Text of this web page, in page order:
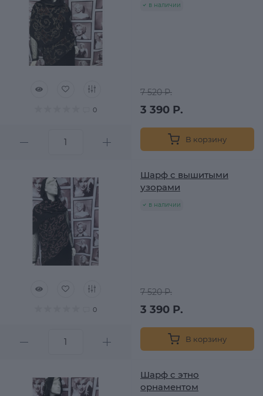
0
в наличии
7 520 Р.
3 390 Р.
В корзину
0
Шарф с вышитыми
узорами
в наличии
7 520 Р.
3 390 Р.
В корзину
Шарф с этно
орнаментом